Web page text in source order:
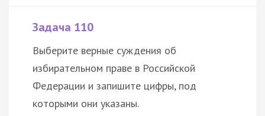
Задача 110
Выберите верные суждения об
избирательном праве в Российской
Федерации и запишите цифры, под
которыми они указаны.